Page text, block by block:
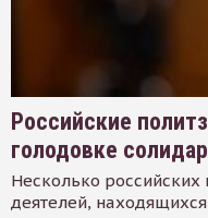
Российские
голодовке
Несколько
деятелей,